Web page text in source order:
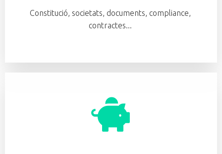
Constitució, societats, documents, compliance,
contractes...